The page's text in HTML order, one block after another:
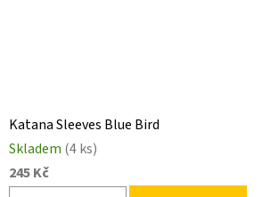
Katana Sleeves Blue Bird
Skladem (4 ks)
245 Kč